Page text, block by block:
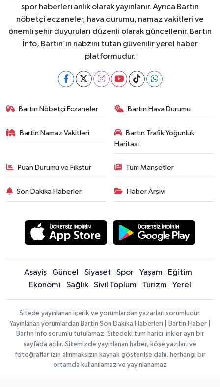
spor haberleri anlık olarak yayınlanır. Ayrıca Bartın
nöbetçi eczaneler, hava durumu, namaz vakitleri ve
önemli şehir duyuruları düzenli olarak güncellenir. Bartın
İnfo, Bartın’ın nabzını tutan güvenilir yerel haber
platformudur.
Bartın Nöbetçi Eczaneler Bartın Hava Durumu
Bartin Namaz Vakitleri
Bartın Trafik Yoğunluk
Haritası
Puan Durumu ve Fikstür Tüm Manşetler
Son Dakika Haberleri Haber Arşivi
Asayiş Güncel Siyaset Spor Yaşam
Eğitim
Ekonomi
Sağlık Sivil Toplum Turizm Yerel
Sitede yayınlanan içerik ve yorumlardan yazarları sorumludur.
Yayınlanan yorumlardan Bartın Son Dakika Haberleri | Bartın Haber |
Bartın İnfo sorumlu tutulamaz. Sitedeki tüm harici linkler ayrı bir
sayfada açılır. Sitemizde yayınlanan haber, köşe yazıları ve
fotoğraflar izin alınmaksızın kaynak gösterilse dahi, herhangi bir
ortamda kullanılamaz ve yayınlanamaz